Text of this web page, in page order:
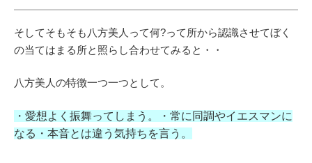
そしてそもそも八方美人って何?って所から認識させてぼく
の当てはまる所と照らし合わせてみると・・
八方美人の特徴一つ一つとして。
・愛想よく振舞ってしまう。・常に同調やイエスマンに
なる・本音とは違う気持ちを言う。